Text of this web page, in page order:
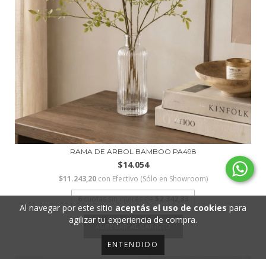
Al navegar por este sitio aceptás el uso de cookies para
agilizar tu experiencia de compra.
ENTENDIDO
RAMA DE ARBOL BAMBOO PA498
$14.054
$11.243,20 con Efectivo (Sólo en Showroom)
6cuotas sin interés de$2.342,33